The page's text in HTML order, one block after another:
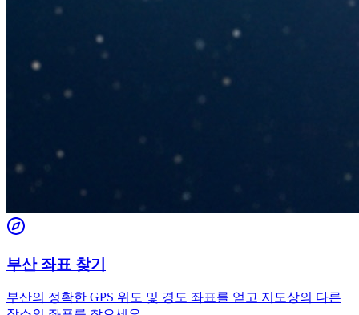
부산 좌표 찾기
부산의 정확한 GPS 위도 및 경도 좌표를 얻고 지도상의 다른